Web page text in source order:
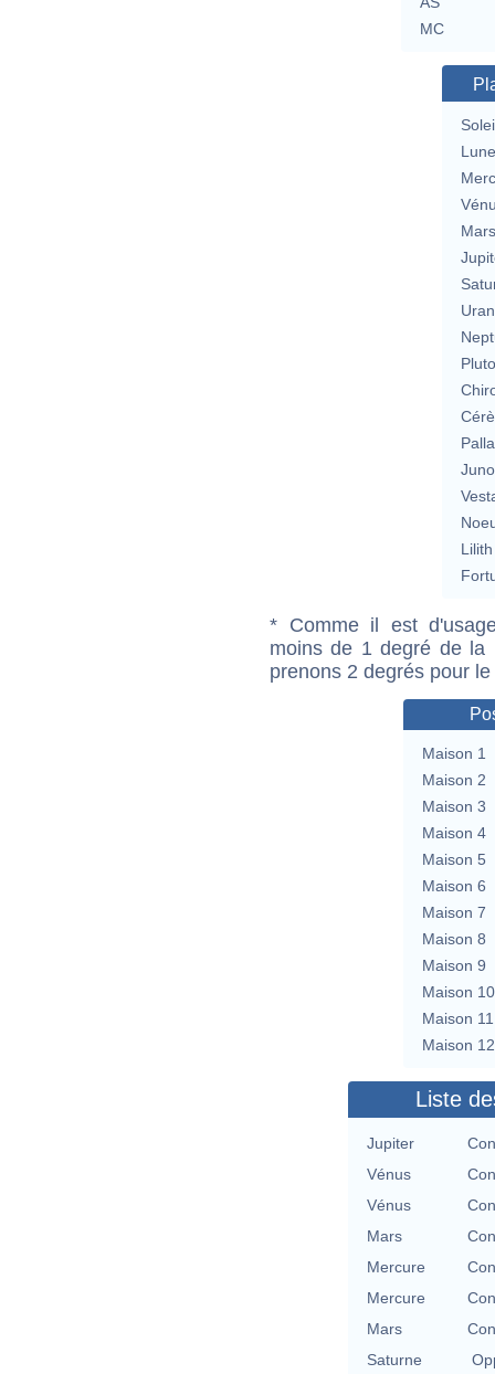
MC
Lune
Mars
Lilith
* Comme il est
moins de 1 degré de la
prenons 2 degrés pour
Maison 1
Maison 2
Maison 3
Maison 4
Maison 5
Maison 6
Maison 7
Maison 8
Maison 9
Maison 10
Maison 11
Maison 12
Liste
Jupiter
Vénus
Vénus
Mars
Mercure
Mercure
Mars
Saturne